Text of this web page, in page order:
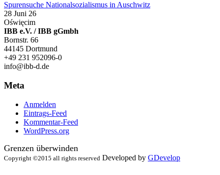
Spurensuche Nationalsozialismus in Auschwitz
28 Juni 26
Oświęcim
IBB e.V. / IBB gGmbh
Bornstr. 66
44145 Dortmund
+49 231 952096-0
info@ibb-d.de
Meta
Anmelden
Eintrags-Feed
Kommentar-Feed
WordPress.org
Grenzen überwinden
Copyright ©2015 all rights reserved Developed by GDevelop